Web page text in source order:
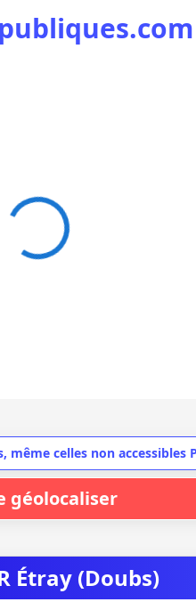
celles non accessibles
géolocaliser
Étray (Doubs)